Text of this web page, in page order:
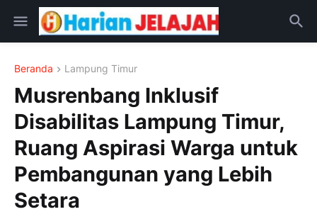
Beranda Lampung Timur
Musrenbang Inklusif
Disabilitas Lampung Timur,
Ruang Aspirasi Warga untuk
Pembangunan yang Lebih
Setara